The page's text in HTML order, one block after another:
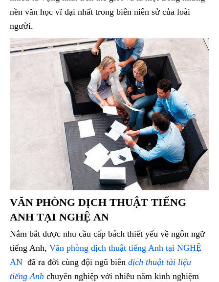
nền văn học vĩ đại nhất trong biên niên sử của loài
người.
VĂN PHÒNG DỊCH THUẬT TIẾNG
ANH TẠI NGHỆ AN
Nắm bắt được nhu cầu cấp bách thiết yếu về ngôn ngữ
tiếng Anh, Văn phòng dịch thuật tiếng Anh tại NGHỆ
AN đã ra đời cùng đội ngũ biên dịch thuật tài liệu
tiếng Anh chuyên nghiệp với nhiều năm kinh nghiệm